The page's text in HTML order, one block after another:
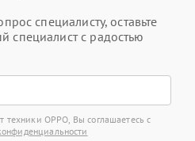
специалисту, оставьте
специалист с радостью
техники OPPO, Вы соглашаетесь с